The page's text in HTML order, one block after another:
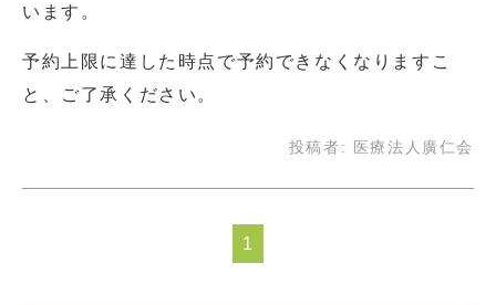
います。
予約上限に達した時点で予約できなくなりますこ
と、ご了承ください。
投稿者: 医療法人廣仁会
1